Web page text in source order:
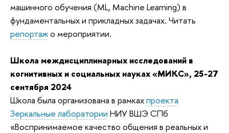
машинного обучения (ML, Machine Learning) в
фундаментальных и прикладных задачах. Читать
репортажо мероприятии.
Школа междисциплинарных исследований в
когнитивных и социальных науках «МИКС», 25-27
сентября 2024
Школа была организована в рамкахпроекта
Зеркальные лаборатории НИУ ВШЭ СПб
«Воспринимаемое качество общения в реальных и